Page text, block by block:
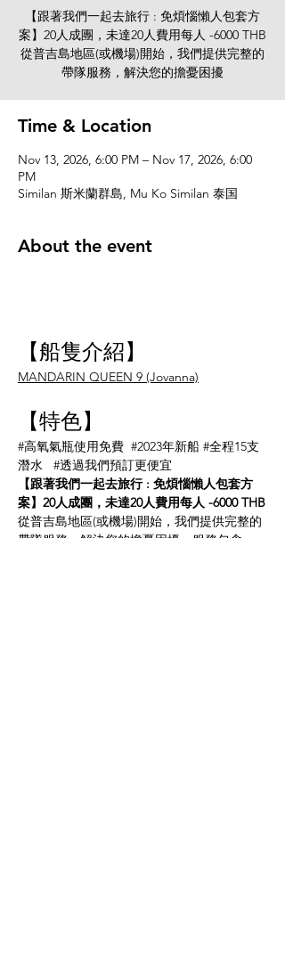
【跟著我們一起去旅行 : 免煩惱懶人包套方
案】20人成團，未達20人費用每人 -6000 THB
從普吉島地區(或機場)開始，我們提供完整的
帶隊服務，解決您的擔憂困擾
Time & Location
Nov 13, 2026, 6:00 PM – Nov 17, 2026, 6:00
PM
Similan 斯米蘭群島, Mu Ko Similan 泰国
About the event
【船隻介紹】
MANDARIN QUEEN 9 (Jovanna)
【特色】
#高氧氣瓶使用免費 #2023年新船 #全程15支
潛水
#透過我們預訂更便宜
【跟著我們一起去旅行 : 免煩惱懶人包套方
案】20人成團，未達20人費用每人 -6000 THB
從普吉島地區(或機場)開始，我們提供完整的
帶隊服務，解決您的擔憂困擾，服務包含: